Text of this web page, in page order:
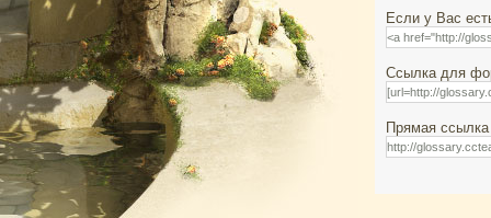
Если у Вас
Ссылка для
Прямая